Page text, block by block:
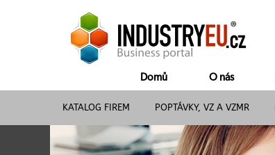
Domů O nás
KATALOG FIREM POPTÁVKY, VZ A VZMR